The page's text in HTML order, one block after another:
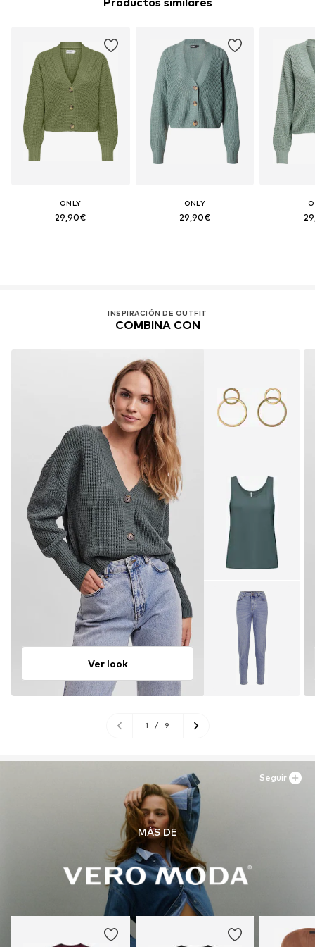
ONLY
29,90€
ONLY
29,90€
INSPIRACIÓN DE OUTFIT
COMBINA CON
Ver look
1 / 9
MÁS DE
Seguir